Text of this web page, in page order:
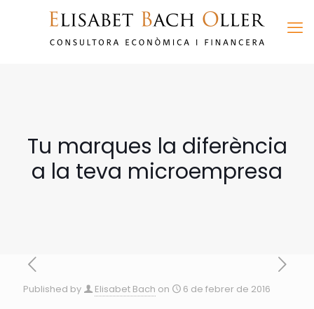
Tu marques la diferència
a la teva microempresa
Published by Elisabet Bach on 6 de febrer de 2016